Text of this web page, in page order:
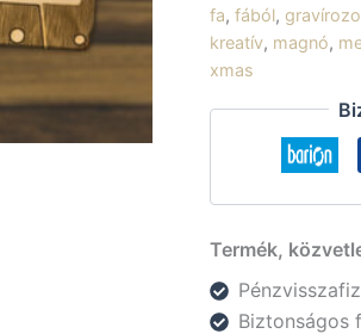
fa, fából,
kreatív, magnó,
xmas
Termék,
Biztonságos